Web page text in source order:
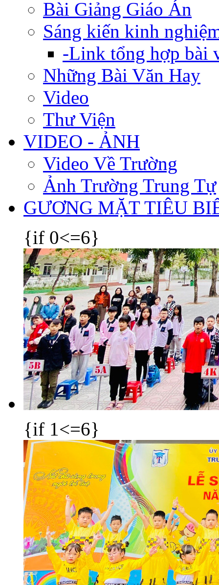
Bài Giảng Giáo Án
Sáng kiến kinh
-Link tổng hợp bài
Những Bài Văn Hay
Video
Thư Viện
VIDEO - ẢNH
Video Về Trường
Ảnh Trường Trung Tự
GƯƠNG MẶT TIÊU
{if 0<=6}
{if 1<=6}